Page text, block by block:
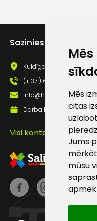
Mēs
citas
Jums
mūsu
Sazinies ar mums
Kuldīgas iela 69a,
(+ 371) 63 881 186
info@hards.lv
Darba laiks:
Visi kontakti